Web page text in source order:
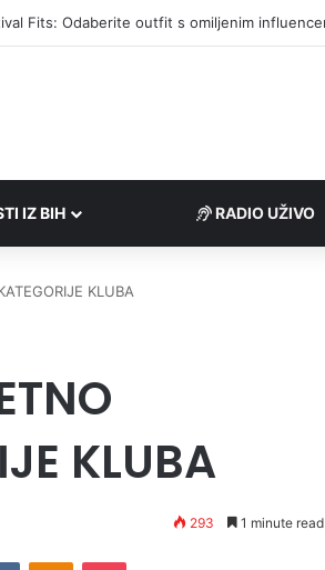
od 138.000 KM
IZ BIH RADIO UŽIVO
KLUBA
KLUBA
293 1 minute read
VKontakteOdnoklassniki
Pocket